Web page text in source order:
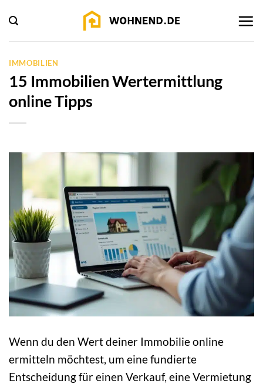
Inhalt
springen
IMMOBILIEN
15 Immobilien Wertermittlung
online Tipps
Wenn du den Wert deiner Immobilie online
ermitteln möchtest, um eine fundierte
Entscheidung für einen Verkauf, eine Vermietung